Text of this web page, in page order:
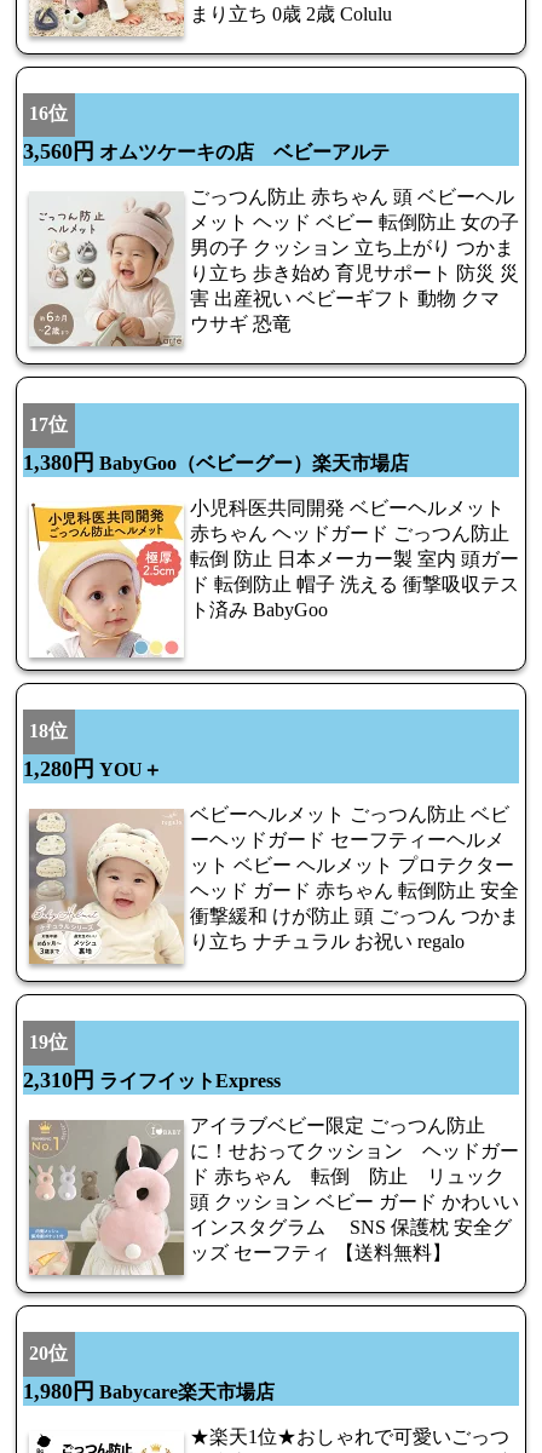
まり立ち 0歳 2歳 Colulu
16位
3,560円 オムツケーキの店 ベビーアルテ
ごっつん防止 赤ちゃん 頭 ベビーヘル
メット ヘッド ベビー 転倒防止 女の子
男の子 クッション 立ち上がり つかま
り立ち 歩き始め 育児サポート 防災 災
害 出産祝い ベビーギフト 動物 クマ
ウサギ 恐竜
17位
1,380円 BabyGoo（ベビーグー）楽天市場店
小児科医共同開発 ベビーヘルメット
赤ちゃん ヘッドガード ごっつん防止
転倒 防止 日本メーカー製 室内 頭ガー
ド 転倒防止 帽子 洗える 衝撃吸収テス
ト済み BabyGoo
18位
1,280円 YOU＋
ベビーヘルメット ごっつん防止 ベビ
ーヘッドガード セーフティーヘルメ
ット ベビー ヘルメット プロテクター
ヘッド ガード 赤ちゃん 転倒防止 安全
衝撃緩和 けが防止 頭 ごっつん つかま
り立ち ナチュラル お祝い regalo
19位
2,310円 ライフイットExpress
アイラブベビー限定 ごっつん防止
に！せおってクッション ヘッドガー
ド 赤ちゃん 転倒 防止 リュック
頭 クッション ベビー ガード かわいい
インスタグラム SNS 保護枕 安全グ
ッズ セーフティ 【送料無料】
20位
1,980円 Babycare楽天市場店
★楽天1位★おしゃれで可愛いごっつ